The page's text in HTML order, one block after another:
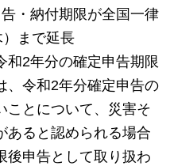
・納付期限が全国一律
まで延長
和2年分の確定申告期限
、令和2年分確定申告の
ことについて、災害そ
あると認められる場合
後申告として取り扱わ